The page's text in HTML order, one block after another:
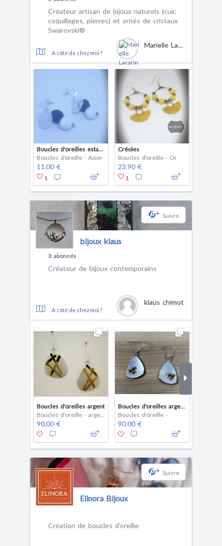
Créateur artisan de bijoux naturels (cuir,
coquillages, pierres) et ornés de cristaux
Swarovski®
A côté de chez moi ?
Marielle Lacarin
Boucles d'oreilles estampilles
Boucles d'oreille - Acier
11.00 €
1
Créoles
Boucles d'oreille - Or
23.90 €
1
+ Suivre
bijoux klaus
3 abonnés
Créateur de bijoux contemporains
A côté de chez moi ?
klaus chimot
Boucles d'oreilles argent
Boucles d'oreille - argent
90.00 €
Boucles d'oreilles argent et vermeil
Boucles d'oreille -
90.00 €
+ Suivre
Elinora Bijoux
Création de boucles d'oreille